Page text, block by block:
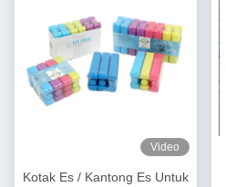
Video
Kotak Es / Kantong Es Untuk